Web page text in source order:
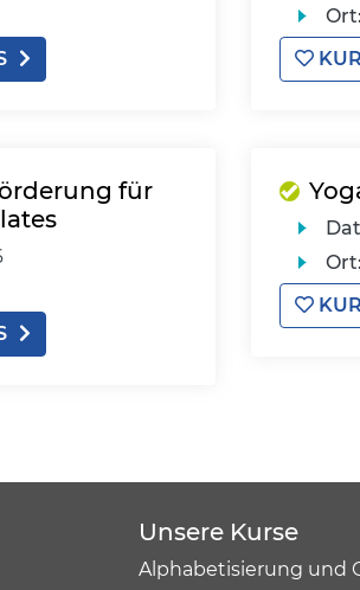
Ort:
für
Ort:
Unsere Kurse
Alphabetisierung und